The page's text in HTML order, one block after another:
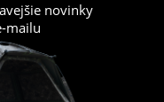
novinky
mailu